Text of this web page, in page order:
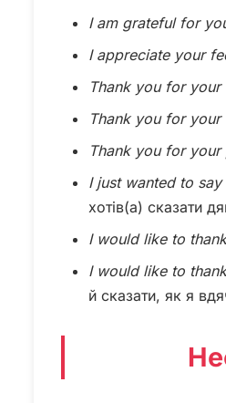
I am grateful for
I appreciate your
Thank you for your
Thank you for your
Thank you for your
I just wanted to
хотів(а) сказати
I would like to thank
I would like to thank
й сказати, як я